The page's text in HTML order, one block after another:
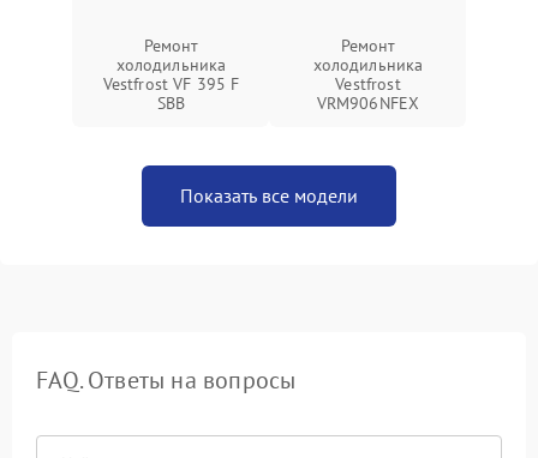
Ремонт
холодильника
Vestfrost VF 395 F
SBB
Ремонт
холодильника
Vestfrost
VRM906NFEX
Показать все модели
FAQ. Ответы на вопросы